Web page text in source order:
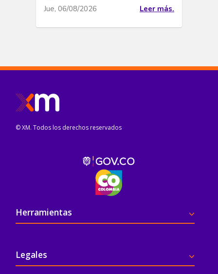
Jue, 06/08/2026 Leer más.
© XM. Todos los derechos reservados
Pie de página
Herramientas
Legales